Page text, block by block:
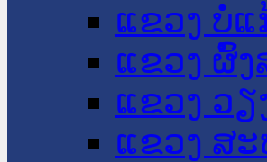
ແຂວງ ບໍ່ແ
ແຂວງ ຜົ້ງ
ແຂວງ ວຽ
ແຂວງ ສ